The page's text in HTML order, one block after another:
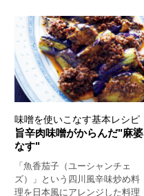
味噌を使いこなす基本レシピ
旨辛肉味噌がからんだ"麻婆
なす"
「魚香茄子（ユーシャンチェ
ズ）」という四川風辛味炒め料
理を日本風にアレンジした料理